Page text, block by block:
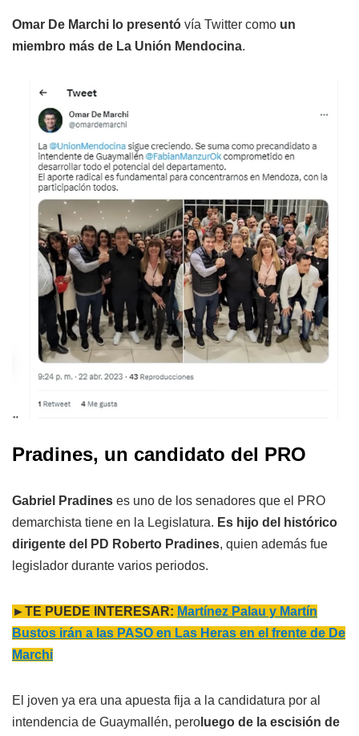
Omar De Marchi lo presentó vía Twitter como un
miembro más de La Unión Mendocina.
Pradines, un candidato del PRO
Gabriel Pradines es uno de los senadores que el PRO
demarchista tiene en la Legislatura. Es hijo del histórico
dirigente del PD Roberto Pradines, quien además fue
legislador durante varios periodos.
►TE PUEDE INTERESAR: Martínez Palau y Martín
Bustos irán a las PASO en Las Heras en el frente de De
Marchi
El joven ya era una apuesta fija a la candidatura por al
intendencia de Guaymallén, pero luego de la escisión de